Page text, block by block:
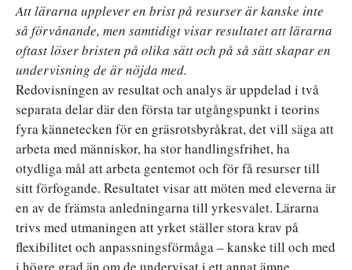
Att lärarna upplever en brist på resurser är kanske inte
så förvånande, men samtidigt visar resultatet att lärarna
oftast löser bristen på olika sätt och på så sätt skapar en
undervisning de är nöjda med.
Redovisningen av resultat och analys är uppdelad i två
separata delar där den första tar utgångspunkt i teorins
fyra kännetecken för en gräsrotsbyråkrat, det vill säga att
arbeta med människor, ha stor handlingsfrihet, ha
otydliga mål att arbeta gentemot och för få resurser till
sitt förfogande. Resultatet visar att möten med eleverna är
en av de främsta anledningarna till yrkesvalet. Lärarna
trivs med utmaningen att yrket ställer stora krav på
flexibilitet och anpassningsförmåga – kanske till och med
i högre grad än om de undervisat i ett annat ämne.